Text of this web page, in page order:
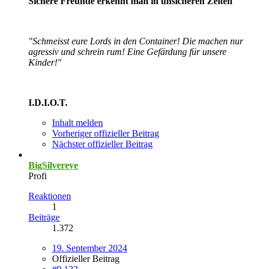
"Schmeisst eure Lords in den Container! Die machen nur
agressiv und schrein rum! Eine Gefärdung für unsere
Kinder!"
I.D.I.O.T.
Inhalt melden
Vorheriger offizieller Beitrag
Nächster offizieller Beitrag
BigSilvereye
Profi
Reaktionen
1
Beiträge
1.372
19. September 2024
Offizieller Beitrag